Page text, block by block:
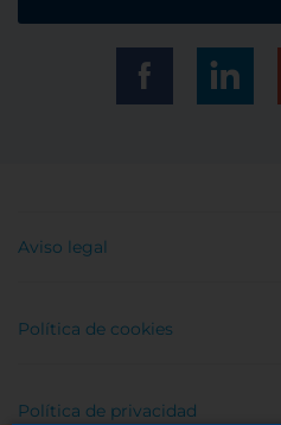
Aviso legal
Política de cookies
Política de privacidad